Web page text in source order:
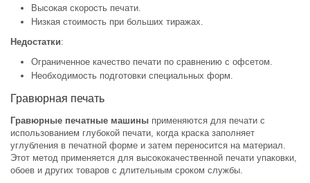
Высокая скорость печати.
Низкая стоимость при больших тиражах.
Недостатки:
Ограниченное качество печати по сравнению с офсетом.
Необходимость подготовки специальных форм.
Гравюрная печать
Гравюрные печатные машины применяются для печати с
использованием глубокой печати, когда краска заполняет
углубления в печатной форме и затем переносится на материал.
Этот метод применяется для высококачественной печати упаковки,
обоев и других товаров с длительным сроком службы.